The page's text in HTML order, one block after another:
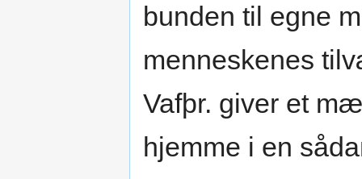
bunden til egne
menneskenes
Vafþr. giver et
hjemme i en